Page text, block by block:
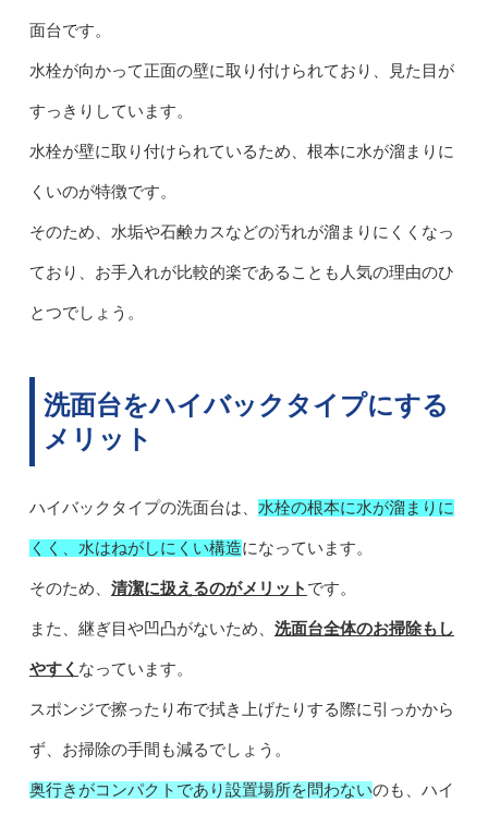
面台です。
水栓が向かって正面の壁に取り付けられており、見た目が
すっきりしています。
水栓が壁に取り付けられているため、根本に水が溜まりに
くいのが特徴です。
そのため、水垢や石鹸カスなどの汚れが溜まりにくくなっ
ており、お手入れが比較的楽であることも人気の理由のひ
とつでしょう。
洗面台をハイバックタイプにする
メリット
ハイバックタイプの洗面台は、 水栓の根本に水が溜まりに
くく、水はねがしにくい構造になっています。
そのため、 清潔に扱えるのがメリット です。
また、継ぎ目や凹凸がないため、 洗面台全体のお掃除もし
やすく なっています。
スポンジで擦ったり布で拭き上げたりする際に引っかから
ず、お掃除の手間も減るでしょう。
奥行きがコンパクトであり設置場所を問わないのも、ハイ